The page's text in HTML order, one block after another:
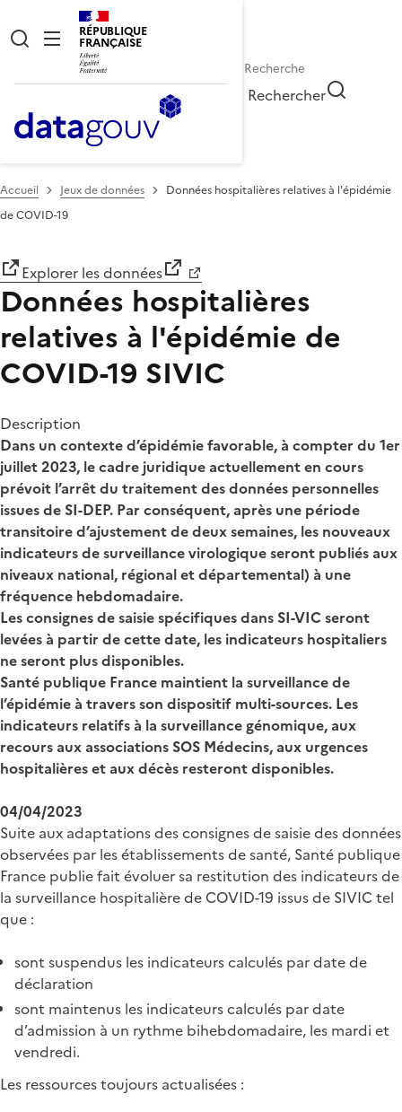
RÉPUBLIQUE
FRANÇAISE
Rechercher
Accueil Jeux de données
Données hospitalières relatives à l'épidémie
de COVID-19
Explorer les données
Données hospitalières
relatives à l'épidémie de
COVID-19 SIVIC
Description
Dans un contexte d’épidémie favorable, à compter du 1er
juillet 2023, le cadre juridique actuellement en cours
prévoit l’arrêt du traitement des données personnelles
issues de SI-DEP. Par conséquent, après une période
transitoire d’ajustement de deux semaines, les nouveaux
indicateurs de surveillance virologique seront publiés aux
niveaux national, régional et départemental) à une
fréquence hebdomadaire.
Les consignes de saisie spécifiques dans SI-VIC seront
levées à partir de cette date, les indicateurs hospitaliers
ne seront plus disponibles.
Santé publique France maintient la surveillance de
l’épidémie à travers son dispositif multi-sources. Les
indicateurs relatifs à la surveillance génomique, aux
recours aux associations SOS Médecins, aux urgences
hospitalières et aux décès resteront disponibles.
04/04/2023
Suite aux adaptations des consignes de saisie des données
observées par les établissements de santé, Santé publique
France publie fait évoluer sa restitution des indicateurs de
la surveillance hospitalière de COVID-19 issus de SIVIC tel
que :
sont suspendus les indicateurs calculés par date de
déclaration
sont maintenus les indicateurs calculés par date
d’admission à un rythme bihebdomadaire, les mardi et
vendredi.
Les ressources toujours actualisées :